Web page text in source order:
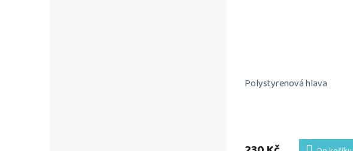
Polystyrenová hlava